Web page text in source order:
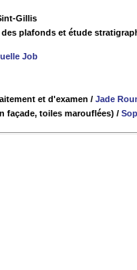
Gillis
plafonds et étude
Job
et d'examen / Jade
façade, toiles marouflées) /